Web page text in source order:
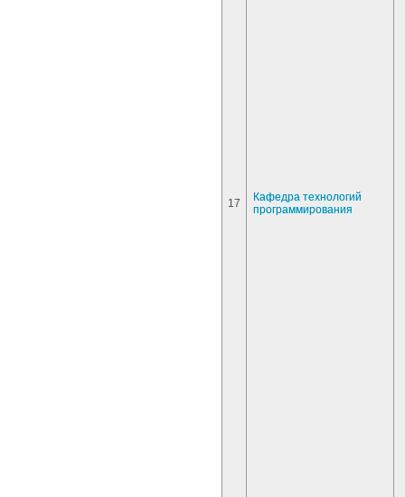
17
Кафедра технологий
программирования